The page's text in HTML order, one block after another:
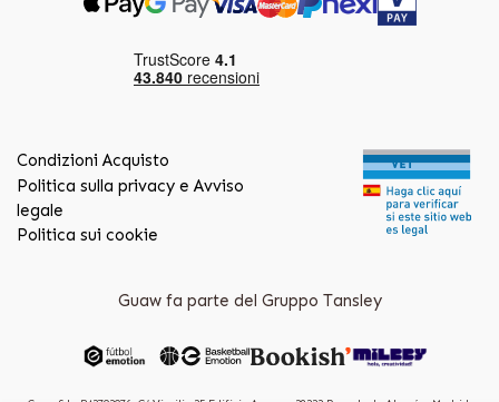
Condizioni Acquisto
Politica sulla privacy e Avviso
legale
Politica sui cookie
Guaw fa parte del Gruppo Tansley